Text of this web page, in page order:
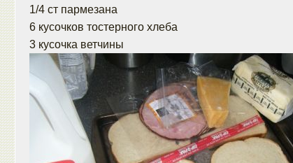
1/4 ст пармезана
6 кусочков тостерного хлеба
3 кусочка ветчины